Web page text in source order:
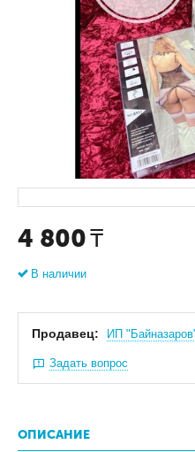
4 800 ₸
В наличии
Продавец: ИП
Задать вопрос
ОПИСАНИЕ